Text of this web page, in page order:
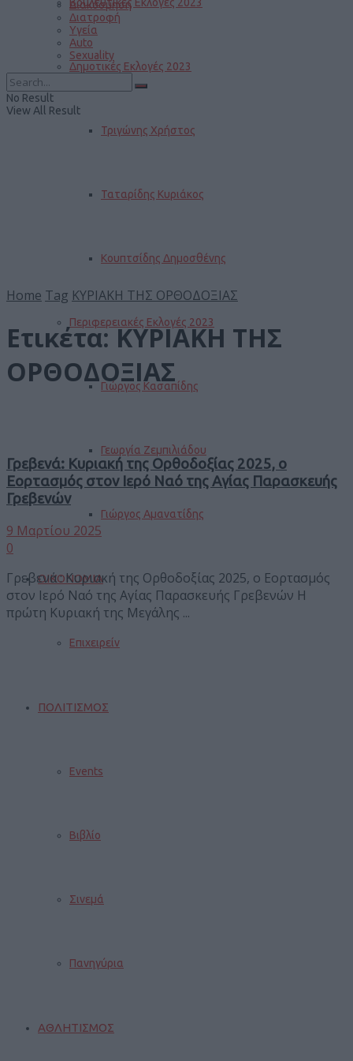
Δημοτικές Εκλογές 2023
Τριγώνης Χρήστος
Ταταρίδης Κυριάκος
Κουπτσίδης Δημοσθένης
Περιφερειακές Εκλογές 2023
Γιώργος Κασαπίδης
Γεωργία Ζεμπιλιάδου
Γιώργος Αμανατίδης
ΟΙΚΟΝΟΜΙΑ
Επιχειρείν
ΠΟΛΙΤΙΣΜΟΣ
Events
Βιβλίο
Σινεμά
Πανηγύρια
ΑΘΛΗΤΙΣΜΟΣ
Διακόσμηση
Διατροφή
Υγεία
Auto
Sexuality
No Result
View All Result
Home Tag ΚΥΡΙΑΚΗ ΤΗΣ ΟΡΘΟΔΟΞΙΑΣ
Ετικέτα:ΚΥΡΙΑΚΗ ΤΗΣ
ΟΡΘΟΔΟΞΙΑΣ
Γρεβενά: Kυριακή της Ορθοδοξίας 2025, o
Εορτασμός στον Ιερό Ναό της Αγίας Παρασκευής
Γρεβενών
9 Μαρτίου 2025
0
Γρεβενά : Κυριακή της Ορθοδοξίας 2025, ο Εορτασμός
στον Ιερό Ναό της Αγίας Παρασκευής Γρεβενών Η
πρώτη Κυριακή της Μεγάλης ...